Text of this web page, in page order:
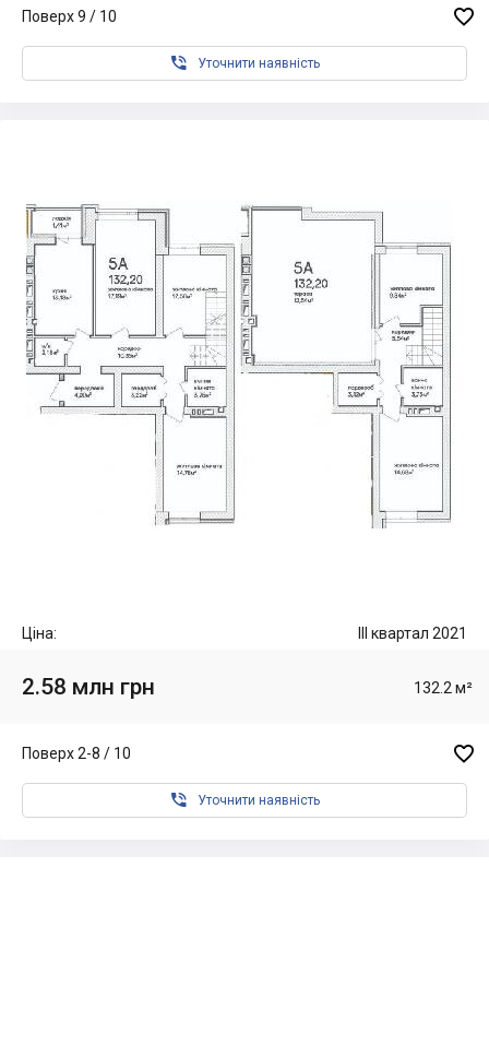
Поверх 9 / 10 
 Уточнити наявність
Ціна: III квартал 2021
2.58 млн грн 132.2 м²
Поверх 2-8 / 10 
 Уточнити наявність